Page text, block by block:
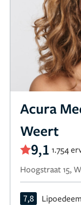
Acura
Weert
9,1 1.754
Hoogstraat 15,
7,8 Lipoedeem